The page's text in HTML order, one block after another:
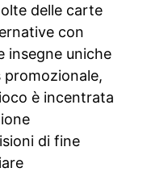
delle carte
con
insegne uniche
promozionale,
è incentrata
di fine